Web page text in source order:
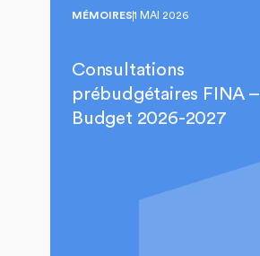
MÉMOIRES1 MAI 2026
Consultations
prébudgétaires FINA –
Budget 2026-2027